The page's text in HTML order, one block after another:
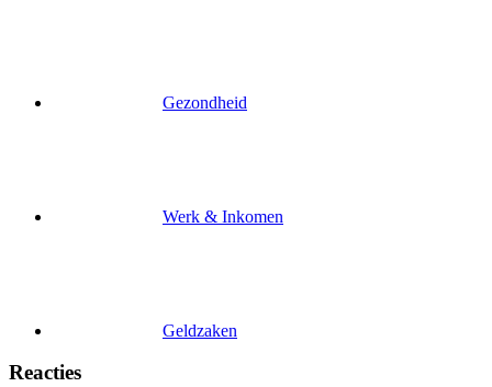
Gezondheid
Werk & Inkomen
Geldzaken
Reacties